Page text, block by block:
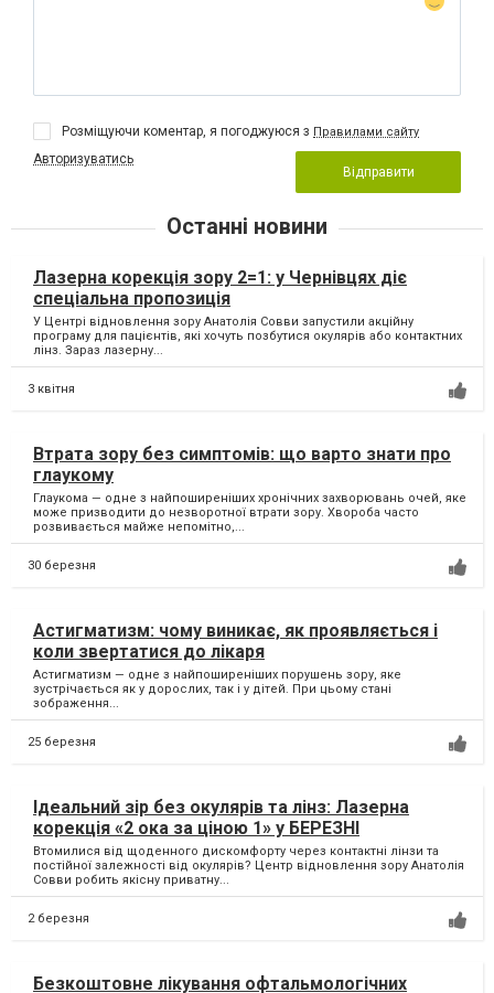
Розміщуючи коментар, я погоджуюся з Правилами сайту
Авторизуватись
Відправити
Останні новини
Лазерна корекція зору 2=1: у Чернівцях діє
спеціальна пропозиція
У Центрі відновлення зору Анатолія Совви запустили акційну
програму для пацієнтів, які хочуть позбутися окулярів або контактних
лінз. Зараз лазерну...
3 квітня
Втрата зору без симптомів: що варто знати про
глаукому
Глаукома — одне з найпоширеніших хронічних захворювань очей, яке
може призводити до незворотної втрати зору. Хвороба часто
розвивається майже непомітно,...
30 березня
Астигматизм: чому виникає, як проявляється і
коли звертатися до лікаря
Астигматизм — одне з найпоширеніших порушень зору, яке
зустрічається як у дорослих, так і у дітей. При цьому стані
зображення...
25 березня
Ідеальний зір без окулярів та лінз: Лазерна
корекція «2 ока за ціною 1» у БЕРЕЗНІ
Втомилися від щоденного дискомфорту через контактні лінзи та
постійної залежності від окулярів? Центр відновлення зору Анатолія
Совви робить якісну приватну...
2 березня
Безкоштовне лікування офтальмологічних